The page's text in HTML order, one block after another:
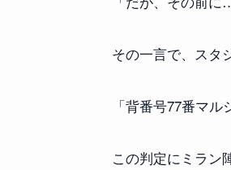
その一言で、スタ
「背番号77番マ
この判定にミラン